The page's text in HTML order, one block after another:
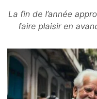
La fin de l’année
faire plaisir en